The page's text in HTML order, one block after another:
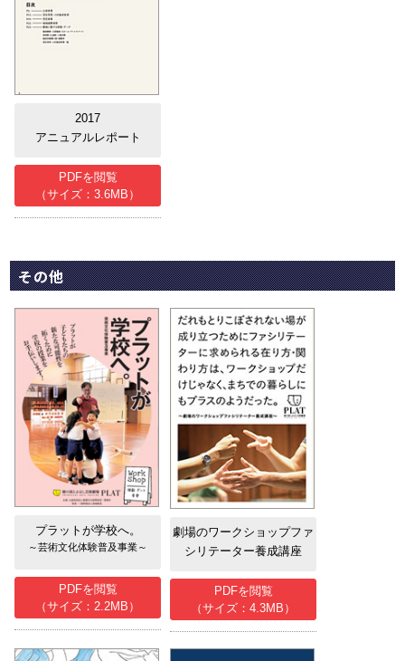
2017
アニュアルレポート
PDFを閲覧
（サイズ：3.6MB）
その他
プラットが学校へ。
～芸術文化体験普及事業～
PDFを閲覧
（サイズ：2.2MB）
劇場のワークショップファ
シリテーター養成講座
PDFを閲覧
（サイズ：4.3MB）